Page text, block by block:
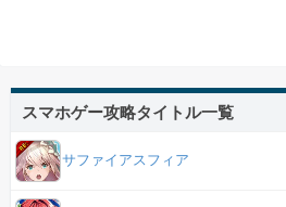
スマホゲー攻略タイトル一覧
サファイアスフィア